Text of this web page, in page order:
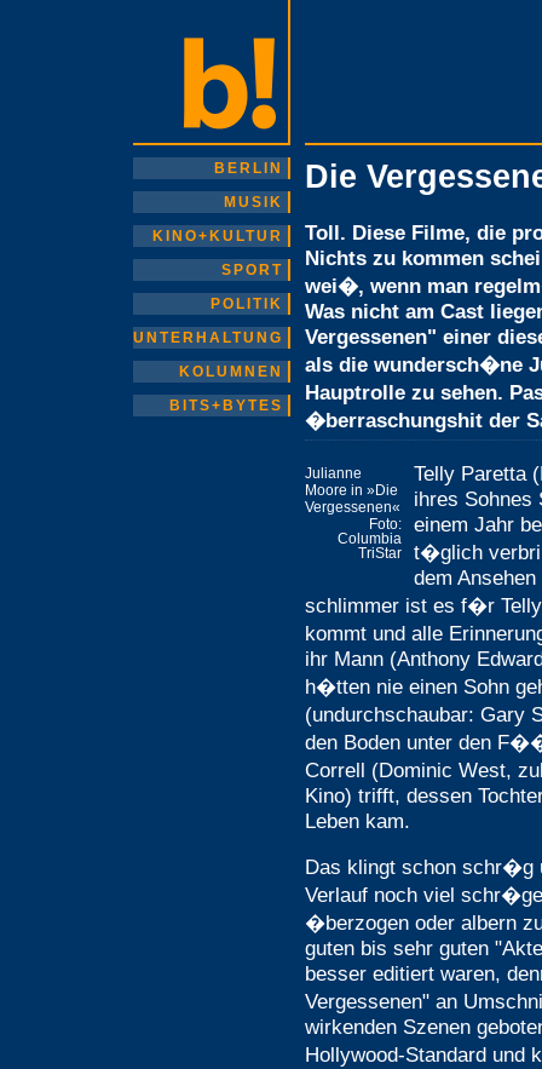
BERLIN
MUSIK
KINO+KULTUR
SPORT
POLITIK
UNTERHALTUNG
KOLUMNEN
BITS+BYTES
Die
Toll. Diese Filme, die
Nichts zu kommen
wei�, wenn man
Was nicht am Cast
Vergessenen" einer
als die wundersch�ne
Hauptrolle zu sehen.
�berraschungshit der
Julianne
Moore in »Die
Vergessenen«
Foto:
Columbia
TriStar
Telly Paretta
ihres Sohnes
einem Jahr
t�glich
dem
schlimmer ist es f�r
kommt und alle
ihr Mann (Anthony
h�tten nie einen Sohn
(undurchschaubar: Gary
den Boden unter den
Correll (Dominic West,
Kino) trifft, dessen
Leben kam.
Das klingt schon schr�g
Verlauf noch viel
�berzogen oder albern
guten bis sehr guten
besser editiert waren,
Vergessenen" an
wirkenden Szenen
Hollywood-Standard und